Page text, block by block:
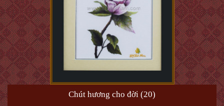
Chút hương cho đời (20)